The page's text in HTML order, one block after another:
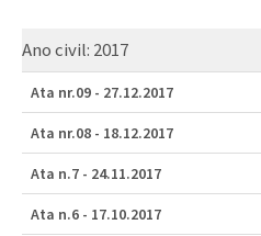
Ano civil: 2017
Ata nr.09 - 27.12.2017
Ata nr.08 - 18.12.2017
Ata n.7 - 24.11.2017
Ata n.6 - 17.10.2017